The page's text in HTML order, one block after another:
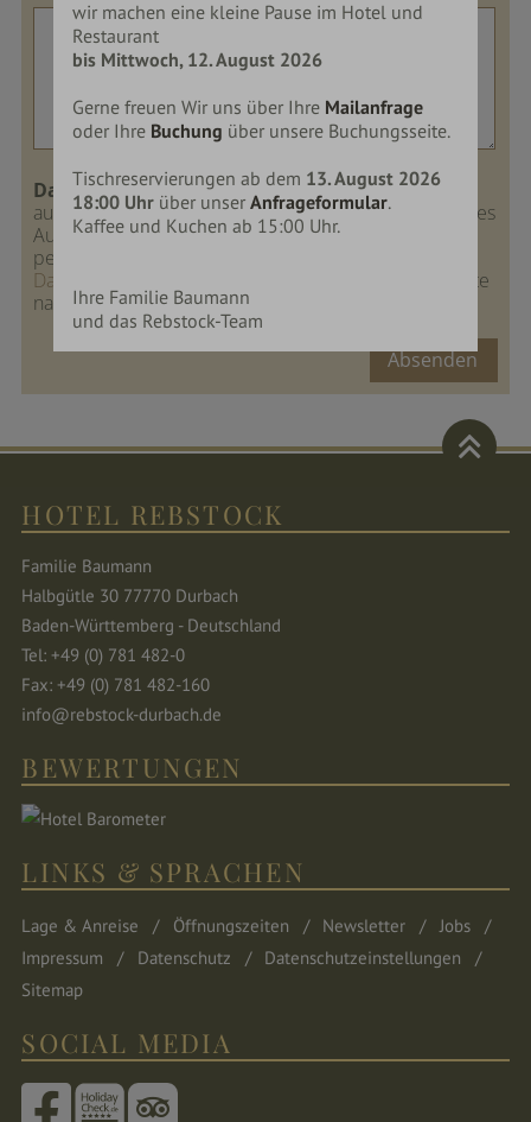
wir machen eine kleine Pause im Hotel und
Restaurant
bis Mittwoch, 12. August 2026
Gerne freuen Wir uns über Ihre Mailanfrage
oder Ihre Buchung über unsere Buchungsseite.
Tischreservierungen ab dem 13. August 2026
18:00 Uhrüber unser Anfrageformular.
Kaffee und Kuchen ab 15:00 Uhr.
Ihre Familie Baumann
und das Rebstock-Team
Datenschutz:Wir verarbeiten Ihre Daten
ausschließlich zur Bearbeitung Ihrer Anfrage oder Ihres
Auftrags. Weitere Informationen zum Umgang mit
personenbezogenen Daten finden Sie in unseren
Datenschutzhinweisen
. Die Daten werden 120 Monate
nach der Anfrage gelöscht.
Absenden
HOTEL REBSTOCK
Familie Baumann
Halbgütle 30 77770 Durbach
Baden-Württemberg - Deutschland
Tel: +49 (0) 781 482-0
Fax: +49 (0) 781 482-160
info@rebstock-durbach.de
BEWERTUNGEN
LINKS & SPRACHEN
Lage & Anreise Öffnungszeiten Newsletter
Jobs
Impressum
Datenschutz
Datenschutzeinstellungen
Sitemap
SOCIAL MEDIA